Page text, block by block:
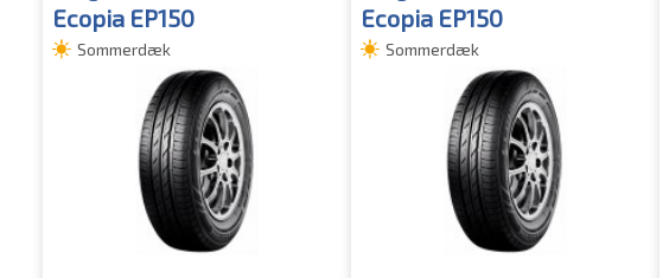
Ecopia EP150
Sommerdæk
Ecopia EP150
Sommerdæk